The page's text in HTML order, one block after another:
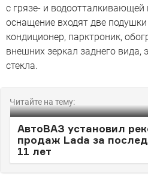
с грязе- и
оснащение входят две
кондиционер, парктроник,
внешних зеркал заднего вида,
стекла.
Читайте на тему:
АвтоВАЗ установил
продаж Lada за
11 лет